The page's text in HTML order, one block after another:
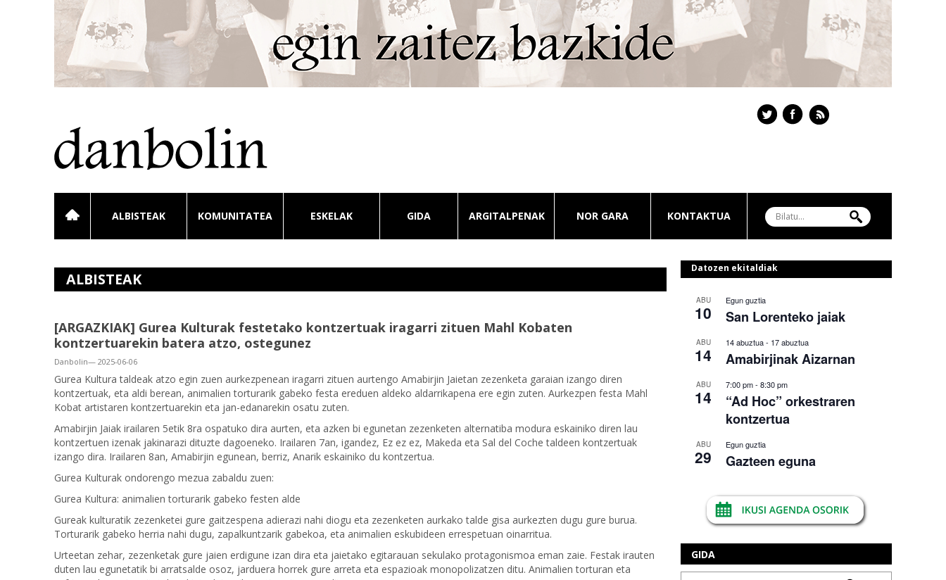
ALBISTEAK KOMUNITATEA ESKELAK GIDA ARGITALPENAK NOR GARA KONTAKTUA
ALBISTEAK
[ARGAZKIAK] Gurea Kulturak festetako kontzertuak iragarri zituen Mahl Kobaten
kontzertuarekin batera atzo, ostegunez
Danbolin— 2025-06-06
Gurea Kultura taldeak atzo egin zuen aurkezpenean iragarri zituen aurtengo Amabirjin Jaietan zezenketa garaian izango diren
kontzertuak, eta aldi berean, animalien torturarik gabeko festa ereduen aldeko aldarrikapena ere egin zuten. Aurkezpen festa Mahl
Kobat artistaren kontzertuarekin eta jan-edanarekin osatu zuten.
Amabirjin Jaiak irailaren 5etik 8ra ospatuko dira aurten, eta azken bi egunetan zezenketen alternatiba modura eskainiko diren lau
kontzertuen izenak jakinarazi dituzte dagoeneko. Irailaren 7an, igandez, Ez ez ez, Makeda eta Sal del Coche taldeen kontzertuak
izango dira. Irailaren 8an, Amabirjin egunean, berriz, Anarik eskainiko du kontzertua.
Gurea Kulturak ondorengo mezua zabaldu zuen:
Gurea Kultura: animalien torturarik gabeko festen alde
Gureak kulturatik zezenketei gure gaitzespena adierazi nahi diogu eta zezenketen aurkako talde gisa aurkezten dugu gure burua.
Torturarik gabeko herria nahi dugu, zapalkuntzarik gabekoa, eta animalien eskubideen errespetuan oinarritua.
Urteetan zehar, zezenketak gure jaien erdigune izan dira eta jaietako egitarauan sekulako protagonismoa eman zaie. Festak irauten
duten lau egunetatik bi arratsalde osoz, jarduera horrek gure arreta eta espazioak monopolizatzen ditu. Animalien torturan eta
Datozen ekitaldiak
ABU
10
Egun guztia
San Lorenteko jaiak
ABU
14
14 abuztua- 17 abuztua
Amabirjinak Aizarnan
ABU
14
7:00 pm- 8:30 pm
“Ad Hoc” orkestraren
kontzertua
ABU
29
Egun guztia
Gazteen eguna
GIDA